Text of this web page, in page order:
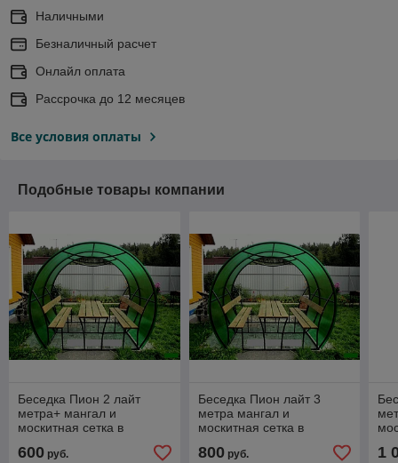
Наличными
Безналичный расчет
Онлайл оплата
Рассрочка до 12 месяцев
Все условия оплаты
Подобные товары компании
Беседка Пион 2 лайт
метра+ мангал и
москитная сетка в
600 руб.
Беседка Пион лайт 3
метра мангал и
москитная сетка в
800руб. 1